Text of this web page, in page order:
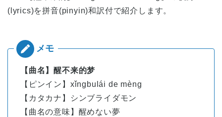
(lyrics)を拼音(pinyin)和訳付で紹介します。
【曲名】醒不来的梦
【ピンイン】 xǐng bu lái de mèng
【カタカナ】シンブライダモン
【曲名の意味】醒めない夢